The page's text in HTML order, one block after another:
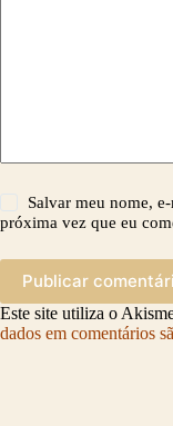
Salvar meu nome,
próxima vez que eu
Publicar
Este site utiliza o
dados em comentários